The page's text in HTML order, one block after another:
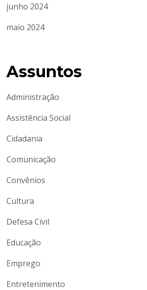
junho 2024
maio 2024
Assuntos
Administração
Assistência Social
Cidadania
Comunicação
Convênios
Cultura
Defesa Civil
Educação
Emprego
Entretenimento